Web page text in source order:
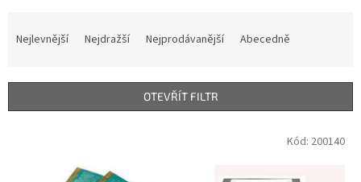
í
Nejlevnější Nejdražší Nejprodávanější Abecedně
OTEVŘÍT FILTR
Kód: 200140